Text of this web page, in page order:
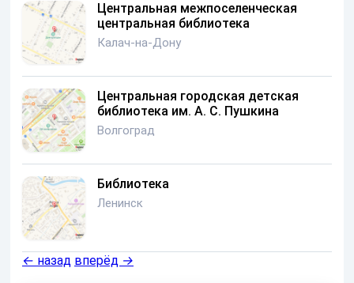
Центральная межпоселенческая
центральная библиотека
Калач-на-Дону
Центральная городская детская
библиотека им. А. С. Пушкина
Волгоград
Библиотека
Ленинск
← назад вперёд →